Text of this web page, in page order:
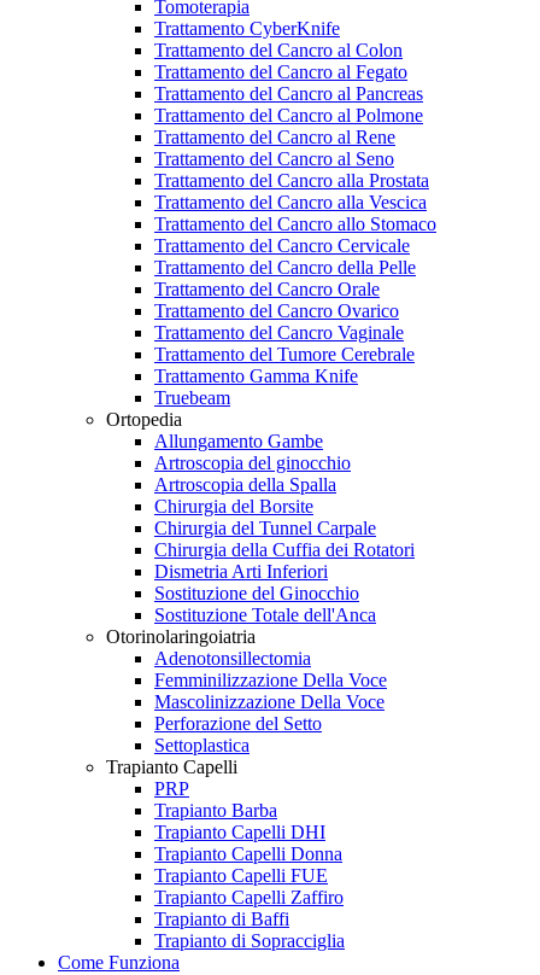
Tomoterapia
Trattamento CyberKnife
Trattamento del Cancro al Colon
Trattamento del Cancro al Fegato
Trattamento del Cancro al Pancreas
Trattamento del Cancro al Polmone
Trattamento del Cancro al Rene
Trattamento del Cancro al Seno
Trattamento del Cancro alla Prostata
Trattamento del Cancro alla Vescica
Trattamento del Cancro allo Stomaco
Trattamento del Cancro Cervicale
Trattamento del Cancro della Pelle
Trattamento del Cancro Orale
Trattamento del Cancro Ovarico
Trattamento del Cancro Vaginale
Trattamento del Tumore Cerebrale
Trattamento Gamma Knife
Truebeam
Ortopedia
Allungamento Gambe
Artroscopia del ginocchio
Artroscopia della Spalla
Chirurgia del Borsite
Chirurgia del Tunnel Carpale
Chirurgia della Cuffia dei Rotatori
Dismetria Arti Inferiori
Sostituzione del Ginocchio
Sostituzione Totale dell'Anca
Otorinolaringoiatria
Adenotonsillectomia
Femminilizzazione Della Voce
Mascolinizzazione Della Voce
Perforazione del Setto
Settoplastica
Trapianto Capelli
PRP
Trapianto Barba
Trapianto Capelli DHI
Trapianto Capelli Donna
Trapianto Capelli FUE
Trapianto Capelli Zaffiro
Trapianto di Baffi
Trapianto di Sopracciglia
Come Funziona